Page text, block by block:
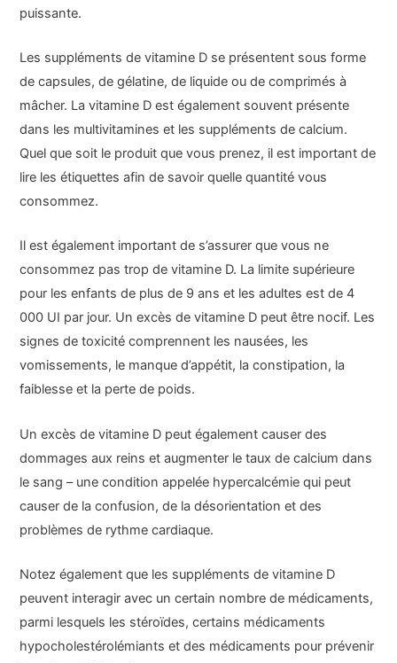
puissante.
Les suppléments de vitamine D se présentent sous forme
de capsules, de gélatine, de liquide ou de comprimés à
mâcher. La vitamine D est également souvent présente
dans les multivitamines et les suppléments de calcium.
Quel que soit le produit que vous prenez, il est important de
lire les étiquettes afin de savoir quelle quantité vous
consommez.
Il est également important de s’assurer que vous ne
consommez pas trop de vitamine D. La limite supérieure
pour les enfants de plus de 9 ans et les adultes est de 4
000 UI par jour. Un excès de vitamine D peut être nocif. Les
signes de toxicité comprennent les nausées, les
vomissements, le manque d’appétit, la constipation, la
faiblesse et la perte de poids.
Un excès de vitamine D peut également causer des
dommages aux reins et augmenter le taux de calcium dans
le sang – une condition appelée hypercalcémie qui peut
causer de la confusion, de la désorientation et des
problèmes de rythme cardiaque.
Notez également que les suppléments de vitamine D
peuvent interagir avec un certain nombre de médicaments,
parmi lesquels les stéroïdes, certains médicaments
hypocholestérolémiants et des médicaments pour prévenir